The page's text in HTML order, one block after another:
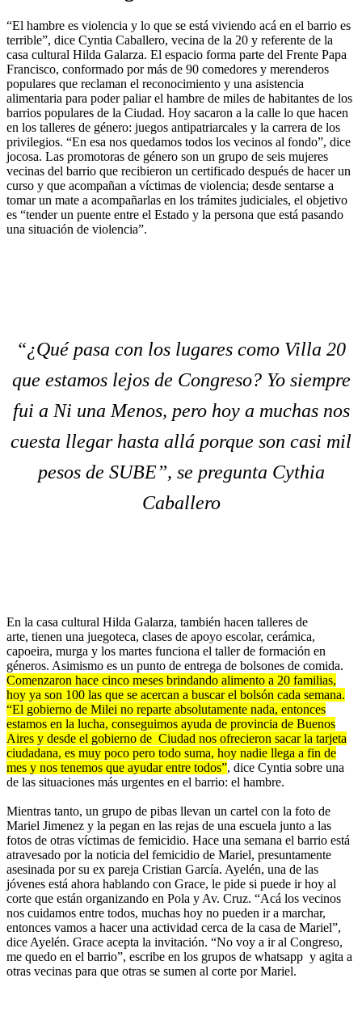
“El hambre es violencia y lo que se está viviendo acá en el barrio es
terrible”, dice Cyntia Caballero, vecina de la 20 y referente de la
casa cultural Hilda Galarza. El espacio forma parte del Frente Papa
Francisco, conformado por más de 90 comedores y merenderos
populares que reclaman el reconocimiento y una asistencia
alimentaria para poder paliar el hambre de miles de habitantes de los
barrios populares de la Ciudad. Hoy sacaron a la calle lo que hacen
en los talleres de género: juegos antipatriarcales y la carrera de los
privilegios. “En esa nos quedamos todos los vecinos al fondo”, dice
jocosa. Las promotoras de género son un grupo de seis mujeres
vecinas del barrio que recibieron un certificado después de hacer un
curso y que acompañan a víctimas de violencia; desde sentarse a
tomar un mate a acompañarlas en los trámites judiciales, el objetivo
es “tender un puente entre el Estado y la persona que está pasando
una situación de violencia”.
“¿Qué pasa con los lugares como Villa 20
que estamos lejos de Congreso? Yo siempre
fui a Ni una Menos, pero hoy a muchas nos
cuesta llegar hasta allá porque son casi mil
pesos de SUBE”, se pregunta Cythia
Caballero
En la casa cultural Hilda Galarza, también hacen talleres de
arte, tienen una juegoteca, clases de apoyo escolar, cerámica,
capoeira, murga y los martes funciona el taller de formación en
géneros. Asimismo es un punto de entrega de bolsones de comida.
Comenzaron hace cinco meses brindando alimento a 20 familias,
hoy ya son 100 las que se acercan a buscar el bolsón cada semana.
“El gobierno de Milei no reparte absolutamente nada, entonces
estamos en la lucha, conseguimos ayuda de provincia de Buenos
Aires y desde el gobierno de Ciudad nos ofrecieron sacar la tarjeta
ciudadana, es muy poco pero todo suma, hoy nadie llega a fin de
mes y nos tenemos que ayudar entre todos”, dice Cyntia sobre una
de las situaciones más urgentes en el barrio: el hambre.
Mientras tanto, un grupo de pibas llevan un cartel con la foto de
Mariel Jimenez y la pegan en las rejas de una escuela junto a las
fotos de otras víctimas de femicidio. Hace una semana el barrio está
atravesado por la noticia del femicidio de Mariel, presuntamente
asesinada por su ex pareja Cristian García. Ayelén, una de las
jóvenes está ahora hablando con Grace, le pide si puede ir hoy al
corte que están organizando en Pola y Av. Cruz. “Acá los vecinos
nos cuidamos entre todos, muchas hoy no pueden ir a marchar,
entonces vamos a hacer una actividad cerca de la casa de Mariel”,
dice Ayelén. Grace acepta la invitación. “No voy a ir al Congreso,
me quedo en el barrio”, escribe en los grupos de whatsapp y agita a
otras vecinas para que otras se sumen al corte por Mariel.